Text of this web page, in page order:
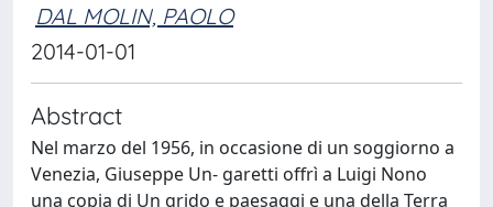
DAL MOLIN, PAOLO
2014-01-01
Abstract
Nel marzo del 1956, in occasione di un soggiorno a
Venezia, Giuseppe Un- garetti offrì a Luigi Nono
una copia di Un grido e paesaggi e una della Terra